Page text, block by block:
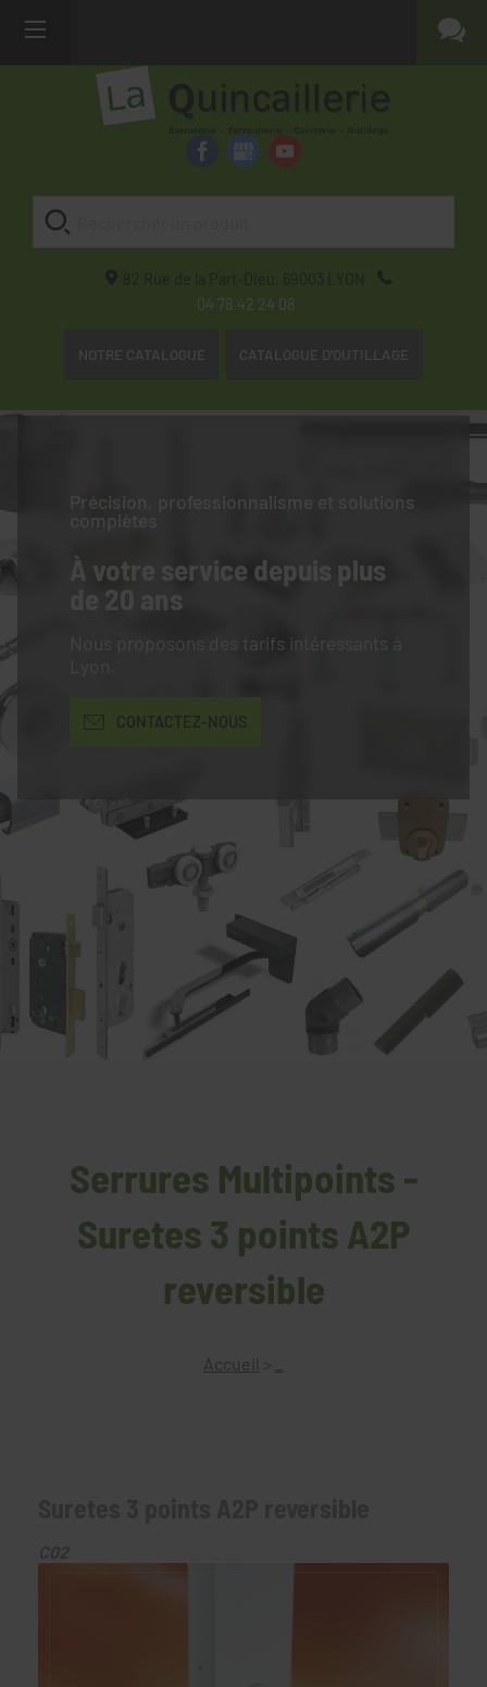
82 Rue de la Part-Dieu, 69003
LYON
04 78 42 24 08
NOTRE CATALOGUE CATALOGUE D'OUTILLAGE
Précision, professionnalisme et solutions
complètes
À votre service depuis plus
de 20 ans
Nous proposons des tarifs intéressants à
CONTACTEZ-NOUS
Serrures Multipoints -
Suretes 3 points A2P
reversible
Accueil >